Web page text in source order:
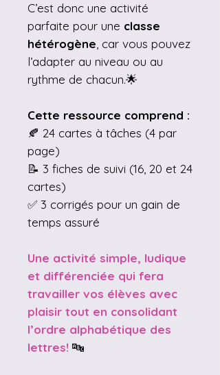
C’est donc une activité
parfaite pour une classe
hétérogène, car vous pouvez
l’adapter au niveau ou au
rythme de chacun.🌟
Cette ressource comprend :
🍂 24 cartes à tâches (4 par
page)
📝 3 fiches de suivi (16, 20 et 24
cartes)
✅ 3 corrigés pour un gain de
temps assuré
Une activité simple, ludique
et différenciée qui fera
travailler vos élèves avec
plaisir tout en consolidant
l’ordre alphabétique des
lettres! 🔤